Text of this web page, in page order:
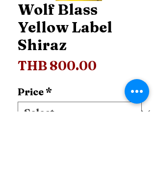
Wolf Blass
Yellow Label
Shiraz
THB 800.00
Price *